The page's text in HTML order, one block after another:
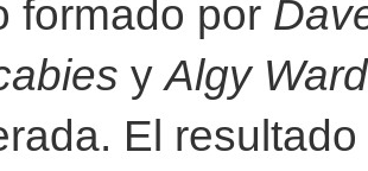
formado por
yAlgy Ward
El